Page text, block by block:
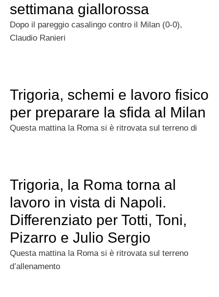
settimana giallorossa
Dopo il pareggio casalingo contro il Milan (0-0),
Claudio Ranieri
Trigoria, schemi e lavoro fisico
per preparare la sfida al Milan
Questa mattina la Roma si è ritrovata sul terreno di
Trigoria, la Roma torna al
lavoro in vista di Napoli.
Differenziato per Totti, Toni,
Pizarro e Julio Sergio
Questa mattina la Roma si è ritrovata sul terreno
d’allenamento